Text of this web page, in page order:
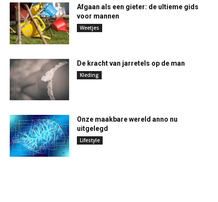
Afgaan als een gieter: de ultieme gids
voor mannen
Weetjes
De kracht van jarretels op de man
Kleding
Onze maakbare wereld anno nu
uitgelegd
Lifestyle